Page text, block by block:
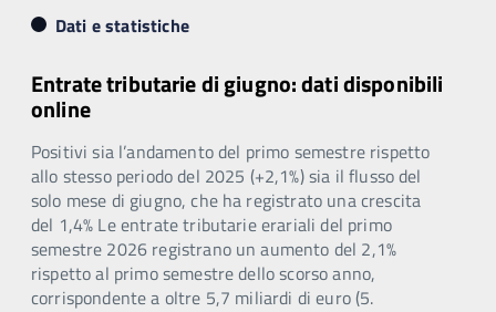
Dati e statistiche
Entrate tributarie di giugno: dati disponibili
online
Positivi sia l’andamento del primo semestre rispetto
allo stesso periodo del 2025 (+2,1%) sia il flusso del
solo mese di giugno, che ha registrato una crescita
del 1,4% Le entrate tributarie erariali del primo
semestre 2026 registrano un aumento del 2,1%
rispetto al primo semestre dello scorso anno,
corrispondente a oltre 5,7 miliardi di euro (5.